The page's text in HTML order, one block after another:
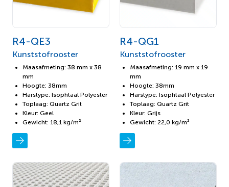
R4-QE3
Kunststofrooster
Maasafmeting: 38 mm x 38
mm
Hoogte: 38mm
Harstype: Isophtaal Polyester
Toplaag: Quartz Grit
Kleur: Geel
Gewicht: 18,1 kg/m²
R4-QG1
Kunststofrooster
Maasafmeting: 19 mm x 19
mm
Hoogte: 38mm
Harstype: Isophtaal Polyester
Toplaag: Quartz Grit
Kleur: Grijs
Gewicht: 22,0 kg/m²